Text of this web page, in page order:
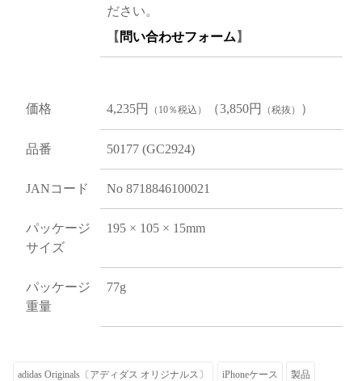
ださい。
【 問い合わせフォーム 】
価格 4,235円 （10％税込） （3,850円 （税抜） ）
品番 50177 (GC2924)
JANコード No 8718846100021
パッケージ
サイズ
195 × 105 × 15mm
パッケージ
重量
77g
adidas Originals〔アディダス オリジナルス〕 iPhoneケース 製品